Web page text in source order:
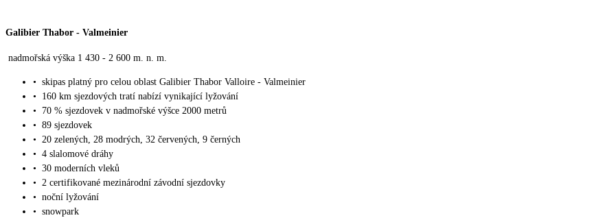
Galibier Thabor - Valmeinier
nadmořská výška 1 430 - 2 600 m. n. m.
• skipas platný pro celou oblast Galibier Thabor Valloire - Valmeinier
•
160 km sjezdových tratí nabízí vynikající lyžování
•
70 % sjezdovek v nadmořské výšce 2000 metrů
• 89 sjezdovek
• 20 zelených, 28 modrých, 32 červených, 9 černých
• 4 slalomové dráhy
• 30 moderních vleků
• 2 certifikované mezinárodní závodní sjezdovky
• noční lyžování
• snowpark